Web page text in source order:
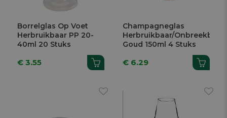
Borrelglas Op Voet
Herbruikbaar PP 20-
40ml 20 Stuks
€ 3.55
Champagneglas
Herbruikbaar/Onbreekbaar
Goud 150ml 4 Stuks
€ 6.29